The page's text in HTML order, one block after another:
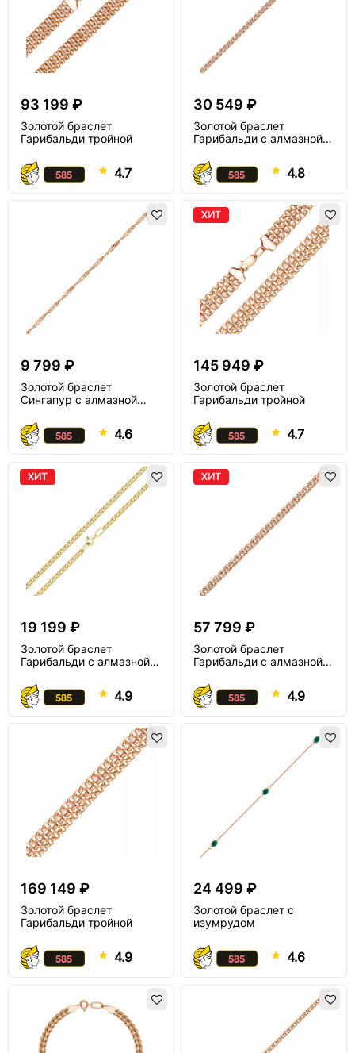
93 199 ₽
Золотой браслет
Гарибальди тройной
4.7
30 549 ₽
Золотой браслет
Гарибальди с алмазной
4.8
9 799 ₽
Золотой браслет
Сингапур с алмазной
4.6
ХИТ
145 949 ₽
Золотой браслет
Гарибальди тройной
4.7
ХИТ
19 199 ₽
Золотой браслет
Гарибальди с алмазной
4.9
ХИТ
57 799 ₽
Золотой браслет
Гарибальди с алмазной
4.9
169 149 ₽
Золотой браслет
Гарибальди тройной
4.9
24 499 ₽
Золотой браслет с
изумрудом
4.6